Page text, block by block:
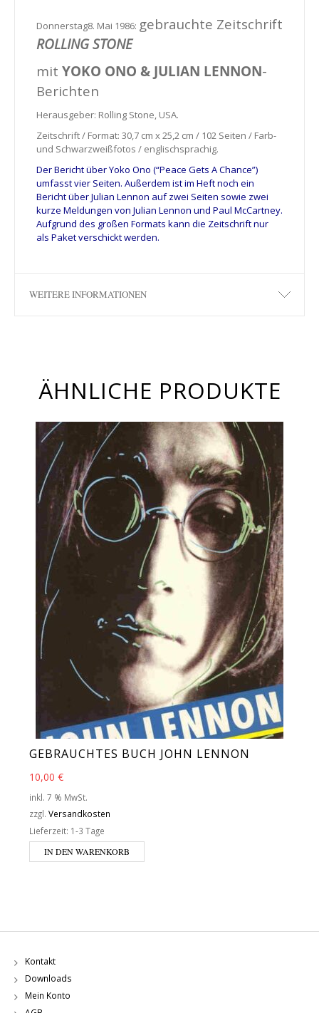
Donnerstag8. Mai 1986: gebrauchte Zeitschrift
ROLLING STONE
mit YOKO ONO & JULIAN LENNON-
Berichten
Herausgeber: Rolling Stone, USA.
Zeitschrift / Format: 30,7 cm x 25,2 cm / 102 Seiten / Farb-
und Schwarzweißfotos / englischsprachig.
Der Bericht über Yoko Ono (“Peace Gets A Chance”)
umfasst vier Seiten. Außerdem ist im Heft noch ein
Bericht über Julian Lennon auf zwei Seiten sowie zwei
kurze Meldungen von Julian Lennon und Paul McCartney.
Aufgrund des großen Formats kann die Zeitschrift nur
als Paket verschickt werden.
WEITERE INFORMATIONEN
ÄHNLICHE PRODUKTE
GEBRAUCHTES BUCH JOHN LENNON
10,00 €
inkl. 7 % MwSt.
zzgl. Versandkosten
Lieferzeit: 1-3 Tage
IN DEN WARENKORB
Kontakt
Downloads
Mein Konto